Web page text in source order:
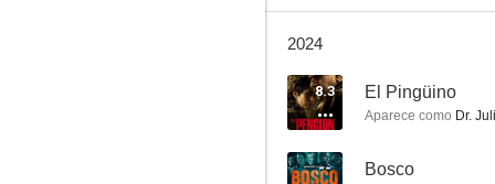
El Pingüino
2024
8.3 El Pingüino
Aparece como Dr.
-- Bosco